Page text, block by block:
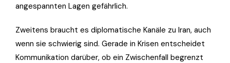
angespannten Lagen gefährlich.
Zweitens braucht es diplomatische Kanäle zu Iran, auch
wenn sie schwierig sind. Gerade in Krisen entscheidet
Kommunikation darüber, ob ein Zwischenfall begrenzt